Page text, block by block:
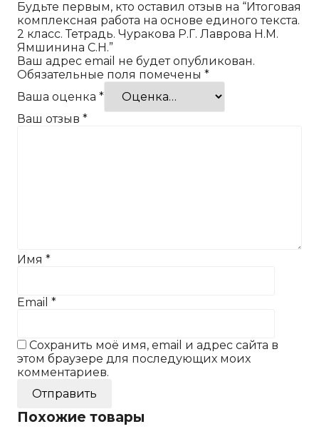
Будьте первым, кто оставил отзыв на “Итоговая
комплексная работа на основе единого текста.
2 класс. Тетрадь. Чуракова Р.Г. Лаврова Н.М.
Ямшинина С.Н.”
Ваш адрес email не будет опубликован.
Обязательные поля помечены *
Ваша оценка *
Ваш отзыв *
Имя *
Email *
Сохранить моё имя, email и адрес сайта в
этом браузере для последующих моих
комментариев.
Похожие товары